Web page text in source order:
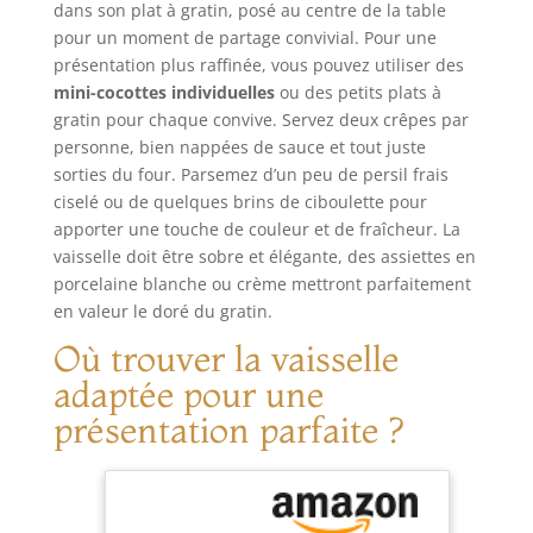
boissons dans les
bars et cafés, ainsi
que pour la
restauration.
l'huile ne pénètre
Remarque : afin de
prolonger la durée
de vie de la
casserole émaillée,
nous vous
recommandons de
la laver à la main.
Rincez-la à l'eau ou
essuyez-la avec un
adieu aux
difficultés liées au
brossage avec de
la laine d'acier.
pour un cadeau :
Topbooc casserole
émaillée aux
dispose d'une
garantie de 12
mois
de graisse.
DIMENSIONS : 15 x
11 cm
COMPOSITION :
Acier inoxydable
CONTENU : 1
passoire inox 15
cm
dans son plat à gratin, posé au centre de la table
pour un moment de partage convivial. Pour une
présentation plus raffinée, vous pouvez utiliser des
mini-cocottes individuellesou des petits plats à
gratin pour chaque convive. Servez deux crêpes par
personne, bien nappées de sauce et tout juste
sorties du four. Parsemez d’un peu de persil frais
ciselé ou de quelques brins de ciboulette pour
apporter une touche de couleur et de fraîcheur. La
vaisselle doit être sobre et élégante, des assiettes en
porcelaine blanche ou crème mettront parfaitement
en valeur le doré du gratin.
Où trouver la vaisselle
adaptée pour une
présentation parfaite ?